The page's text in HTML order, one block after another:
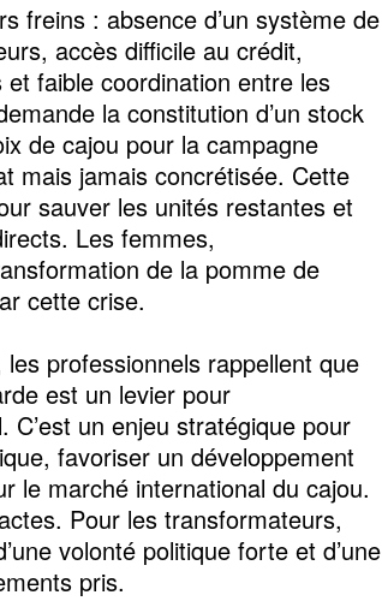
freins : absence d’un système de
accès difficile au crédit,
et faible coordination entre les
la constitution d’un stock
de cajou pour la campagne
mais jamais concrétisée. Cette
sauver les unités restantes et
Les femmes,
de la pomme de
cette crise.
professionnels rappellent que
est un levier pour
C’est un enjeu stratégique pour
favoriser un développement
le marché international du cajou.
Pour les transformateurs,
volonté politique forte et d’une
pris.